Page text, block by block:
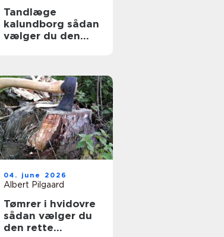
Tandlæge
kalundborg sådan
vælger du den
04. june 2026
Albert Pilgaard
Tømrer i hvidovre
sådan vælger du
den rette